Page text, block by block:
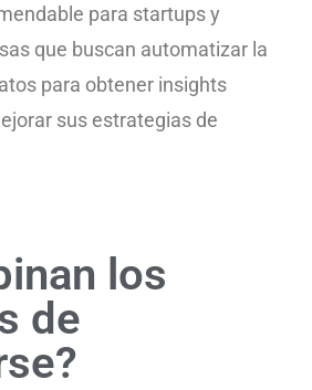
para startups y
que buscan automatizar la
para obtener insights
sus estrategias de
los
de